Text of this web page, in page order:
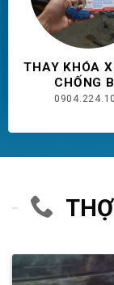
THAY KHÓA
CHỐNG